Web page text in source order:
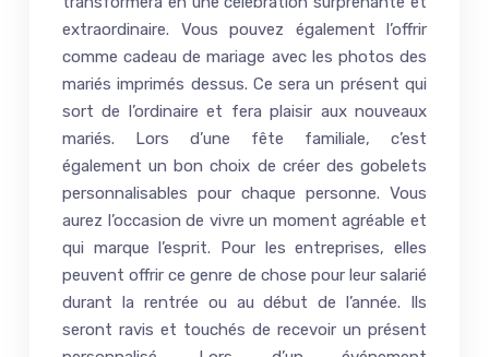
extraordinaire. Vous pouvez également l’offrir
comme cadeau de mariage avec les photos des
mariés imprimés dessus. Ce sera un présent qui
sort de l’ordinaire et fera plaisir aux nouveaux
mariés. Lors d’une fête familiale, c’est
également un bon choix de créer des gobelets
personnalisables pour chaque personne. Vous
aurez l’occasion de vivre un moment agréable et
qui marque l’esprit. Pour les entreprises, elles
peuvent offrir ce genre de chose pour leur salarié
durant la rentrée ou au début de l’année. Ils
seront ravis et touchés de recevoir un présent